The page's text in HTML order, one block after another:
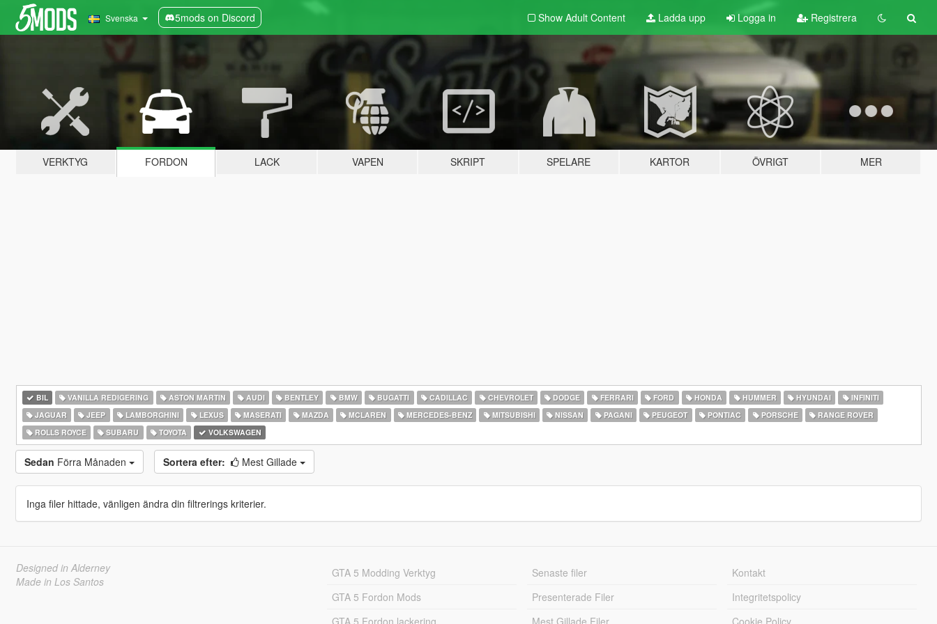
Svenska 5mods on Discord Show Adult Content Ladda upp Logga in Registrera
VERKTYG FORDON LACK VAPEN SKRIPT SPELARE KARTOR ÖVRIGT MER
BIL VANILLA REDIGERING ASTON MARTIN AUDI BENTLEY BMW BUGATTI CADILLAC CHEVROLET DODGE FERRARI FORD HONDA HUMMER HYUNDAI
INFINITI
JAGUAR
JEEP LAMBORGHINI LEXUS MASERATI MAZDA MCLAREN MERCEDES-BENZ MITSUBISHI NISSAN PAGANI PEUGEOT PONTIAC PORSCHE
RANGE ROVER
ROLLS ROYCE
SUBARU TOYOTA VOLKSWAGEN
Sedan Förra Månaden Sortera efter: Mest Gillade
Inga filer hittade, vänligen ändra din filtrerings kriterier.
Designed in Alderney
Made in Los Santos
GTA 5 Modding Verktyg
GTA 5 Fordon Mods
GTA 5 Fordon lackering
Senaste filer
Presenterade Filer
Mest Gillade Filer
Kontakt
Integritetspolicy
Cookie Policy